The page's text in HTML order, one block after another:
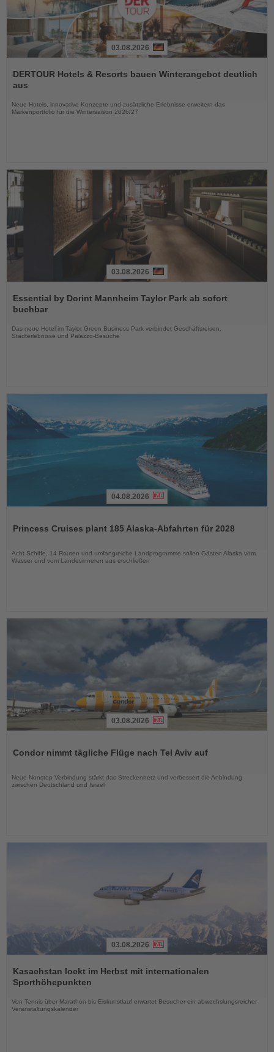
Sie
die
03.08.2026
DERTOUR Hotels & Resorts bauen Winterangebot deutlich
aus
Neue Hotels, innovative Konzepte und zusätzliche Erlebnisse erweitern das
Markenportfolio für die Wintersaison 2026/27
Sie
die
03.08.2026
Essential by Dorint Mannheim Taylor Park ab sofort
buchbar
Das neue Hotel im Taylor Green Business Park verbindet Geschäftsreisen,
Stadterlebnisse und Palazzo-Besuche
die
04.08.2026
Princess Cruises plant 185 Alaska-Abfahrten für 2028
Acht Schiffe, 14 Routen und umfangreiche Landprogramme sollen Gästen Alaska vom
Wasser und vom Landesinneren aus erschließen
die
03.08.2026
Condor nimmt tägliche Flüge nach Tel Aviv auf
Neue Nonstop-Verbindung stärkt das Streckennetz und verbessert die Anbindung
zwischen Deutschland und Israel
Sie
die
Nachrichten
03.08.2026
Kasachstan lockt im Herbst mit internationalen
Sporthöhepunkten
Von Tennis über Marathon bis Eiskunstlauf erwartet Besucher ein abwechslungsreicher
Veranstaltungskalender